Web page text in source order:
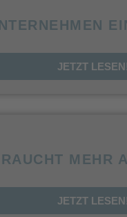
JETZT
MEHR
JETZT